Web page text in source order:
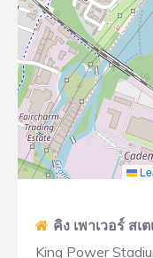
คิง เพาเวอร์ สเ
King Power